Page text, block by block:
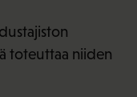
toteuttaa niiden